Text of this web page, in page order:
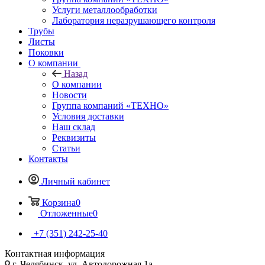
Услуги металлообработки
Лаборатория неразрушающего контроля
Трубы
Листы
Поковки
О компании
Назад
О компании
Новости
Группа компаний «ТЕХНО»
Условия доставки
Наш склад
Реквизиты
Статьи
Контакты
Личный кабинет
Корзина0
Отложенные0
+7 (351) 242-25-40
Контактная информация